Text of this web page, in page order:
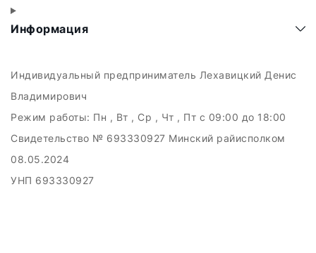
Информация
Индивидуальный предприниматель Лехавицкий Денис
Владимирович
Режим работы: Пн , Вт , Ср , Чт , Пт c 09:00 до 18:00
Свидетельство № 693330927 Минский райисполком
08.05.2024
УНП 693330927